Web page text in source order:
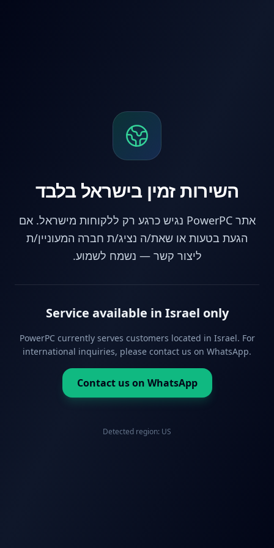
השירות זמין בישראל בלבד
אתר PowerPC נגיש כרגע רק ללקוחות מישראל. אם
הגעת בטעות או שאת/ה נציג/ת חברה המעוניין/ת
ליצור קשר — נשמח לשמוע.
Service available in Israel only
PowerPC currently serves customers located in Israel. For
international inquiries, please contact us on WhatsApp.
Contact us on WhatsApp
Detected region: US